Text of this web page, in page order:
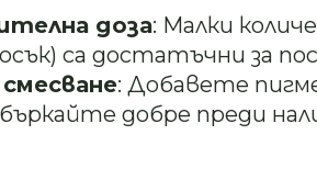
доза: Малки
са достатъчни за
: Добавете
добре преди